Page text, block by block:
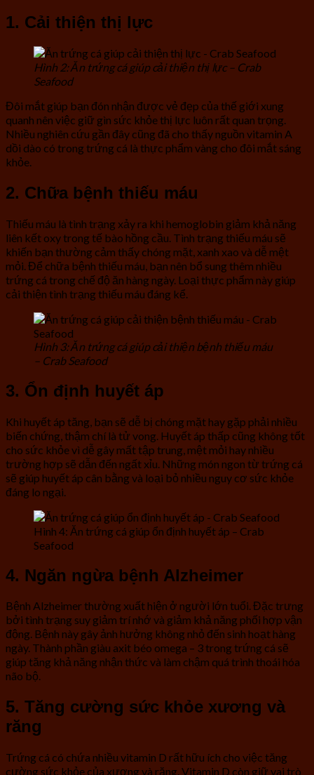
1. Cải thiện thị lực
Hình 2: Ăn trứng cá giúp cải thiện thị lực – Crab
Seafood
Đôi mắt giúp bạn đón nhận được vẻ đẹp của thế giới xung
quanh nên việc giữ gìn sức khỏe thị lực luôn rất quan trọng.
Nhiều nghiên cứu gần đây cũng đã cho thấy nguồn vitamin A
dồi dào có trong trứng cá là thực phẩm vàng cho đôi mắt sáng
khỏe.
2. Chữa bệnh thiếu máu
Thiếu máu là tình trạng xảy ra khi hemoglobin giảm khả năng
liên kết oxy trong tế bào hồng cầu. Tình trạng thiếu máu sẽ
khiến bạn thường cảm thấy chóng mặt, xanh xao và dễ mệt
mỏi. Để chữa bệnh thiếu máu, bạn nên bổ sung thêm nhiều
trứng cá trong chế độ ăn hàng ngày. Loại thực phẩm này giúp
cải thiện tình trạng thiếu máu đáng kể.
Hình 3: Ăn trứng cá giúp cải thiện bệnh thiếu máu
– Crab Seafood
3. Ổn định huyết áp
Khi huyết áp tăng, bạn sẽ dễ bị chóng mặt hay gặp phải nhiều
biến chứng, thậm chí là tử vong. Huyết áp thấp cũng không tốt
cho sức khỏe vì dễ gây mất tập trung, mệt mỏi hay nhiều
trường hợp sẽ dẫn đến ngất xỉu. Những món ngon từ trứng cá
sẽ giúp huyết áp cân bằng và loại bỏ nhiều nguy cơ sức khỏe
đáng lo ngại.
Hình 4: Ăn trứng cá giúp ổn định huyết áp – Crab
Seafood
4. Ngăn ngừa bệnh Alzheimer
Bệnh Alzheimer thường xuất hiện ở người lớn tuổi. Đặc trưng
bởi tình trạng suy giảm trí nhớ và giảm khả năng phối hợp vận
động. Bệnh này gây ảnh hưởng không nhỏ đến sinh hoạt hàng
ngày. Thành phần giàu axit béo omega – 3 trong trứng cá sẽ
giúp tăng khả năng nhận thức và làm chậm quá trình thoái hóa
não bộ.
5. Tăng cường sức khỏe xương và
răng
Trứng cá có chứa nhiều vitamin D rất hữu ích cho việc tăng
cường sức khỏe của xương và răng. Vitamin D còn giữ vai trò